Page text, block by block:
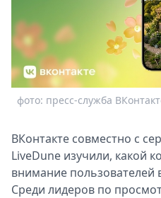
релизы
О
Metro
Стримы
Спецпроекты
Звезды
2026
Скачай
Metro
фото: пресс-служба
ВКонтакте совместно с
LiveDune изучили, какой
внимание пользователей
Среди лидеров по